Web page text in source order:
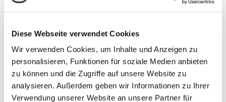
Diese Webseite verwendet Cookies
Wir verwenden Cookies, um Inhalte und Anzeigen zu
personalisieren, Funktionen für soziale Medien anbieten
zu können und die Zugriffe auf unsere Website zu
analysieren. Außerdem geben wir Informationen zu Ihrer
Verwendung unserer Website an unsere Partner für
Aufbewahrung der Schlüssel
- Reflektierender Namensschriftzug für mehr
Sichtbarkeit
- Reflektierende Details
- Reißverschluss-Deckelfach für sicheren Platz oben
- Elastische Fronttasche ideal für schnell zugängliche